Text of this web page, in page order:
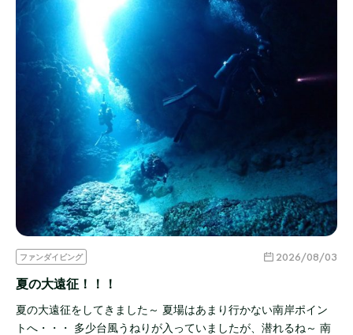
ファンダイビング 2026/08/03
夏の大遠征！！！
夏の大遠征をしてきました～ 夏場はあまり行かない南岸ポイン
トへ・・・ 多少台風うねりが入っていましたが、潜れるね～ 南